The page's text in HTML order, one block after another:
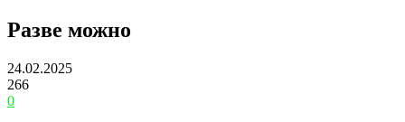
Разве можно
24.02.2025
266
0